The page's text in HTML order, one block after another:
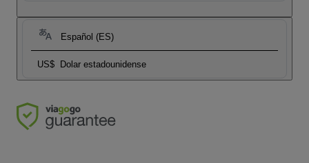
Español (ES)
US$ Dolar estadounidense